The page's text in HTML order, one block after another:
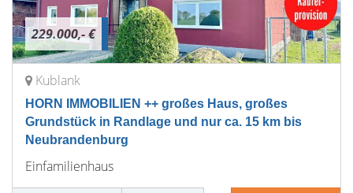
229.000,- €
Kublank
HORN IMMOBILIEN ++ großes Haus, großes
Grundstück in Randlage und nur ca. 15 km bis
Neubrandenburg
Einfamilienhaus